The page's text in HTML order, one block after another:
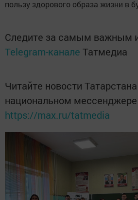
пользу здорового образа жизни в
Следите за самым важным
Telegram-канале Татмедиа
Читайте новости
национальном
https://max.ru/tatmedia